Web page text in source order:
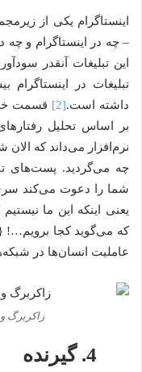
اینستاگرام یکی از
– چه در اینستاگرام و
داشته است.[2]
قسمت
بر اساس تحلیل
نرم‌افزار می‌داند که
چه می‌گردید. پست‌های
شما را دعوت می‌کند سری
یعنی اینکه این ما
که می‌گوید کجا برویم…!
عاملیت انسان‌ها در
زاکربرگ
4. گیرنده